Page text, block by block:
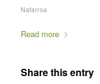
Nafarroa
Read more
Share this entry